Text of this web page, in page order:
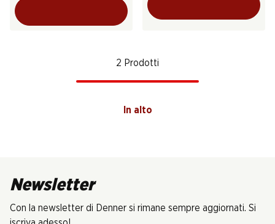
2 Prodotti
In alto
Newsletter
Con la newsletter di Denner si rimane sempre aggiornati. Si